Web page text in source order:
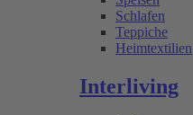
Schlafen
Teppiche
Heimtextilien
Interliving